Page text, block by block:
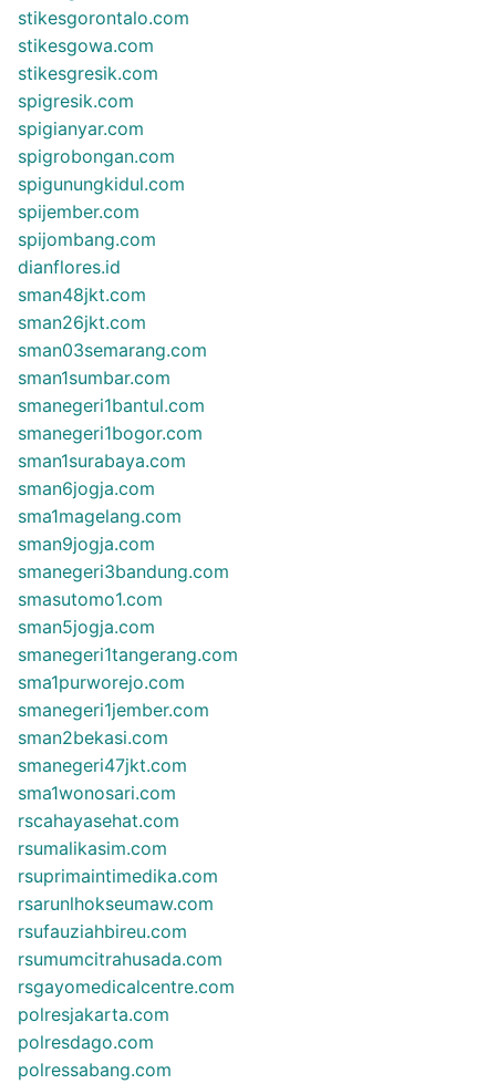
stikesgorontalo.com
stikesgowa.com
stikesgresik.com
spigresik.com
spigianyar.com
spigrobongan.com
spigunungkidul.com
spijember.com
spijombang.com
dianflores.id
sman48jkt.com
sman26jkt.com
sman03semarang.com
sman1sumbar.com
smanegeri1bantul.com
smanegeri1bogor.com
sman1surabaya.com
sman6jogja.com
sma1magelang.com
sman9jogja.com
smanegeri3bandung.com
smasutomo1.com
sman5jogja.com
smanegeri1tangerang.com
sma1purworejo.com
smanegeri1jember.com
sman2bekasi.com
smanegeri47jkt.com
sma1wonosari.com
rscahayasehat.com
rsumalikasim.com
rsuprimaintimedika.com
rsarunlhokseumaw.com
rsufauziahbireu.com
rsumumcitrahusada.com
rsgayomedicalcentre.com
polresjakarta.com
polresdago.com
polressabang.com